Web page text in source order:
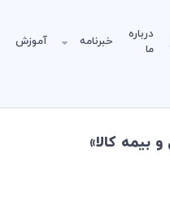
درباره
ما
خبرنامه آموزش
بيمه كالا»